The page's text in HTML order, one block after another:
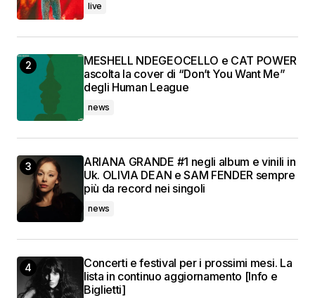
live
MESHELL NDEGEOCELLO e CAT POWER
ascolta la cover di “Don’t You Want Me”
degli Human League
news
ARIANA GRANDE #1 negli album e vinili in
Uk. OLIVIA DEAN e SAM FENDER sempre
più da record nei singoli
news
Concerti e festival per i prossimi mesi. La
lista in continuo aggiornamento [Info e
Biglietti]